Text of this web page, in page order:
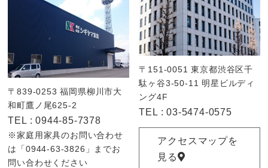
〒839-0253 福岡県柳川市大
和町鷹ノ尾625-2
TEL :0944-85-7378
※家庭用家具のお問い合わせ
は「0944-63-3826」までお
問い合わせください
〒151-0051 東京都渋谷区千
駄ヶ谷3-50-11 明星ビルディ
ング4F
TEL :03-5474-0575
アクセスマップを
見る